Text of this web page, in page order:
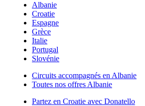
Albanie
Croatie
Espagne
Grèce
Italie
Portugal
Slovénie
Circuits accompagnés en Albanie
Toutes nos offres Albanie
Partez en Croatie avec Donatello